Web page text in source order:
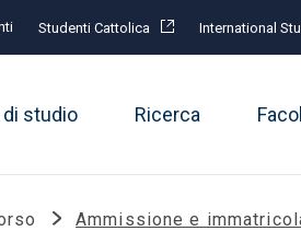
Studenti Cattolica International
di studio Ricerca
Ammissione e